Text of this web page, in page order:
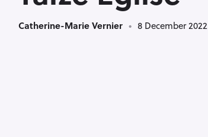
Catherine-Marie Vernier 8 December 2022